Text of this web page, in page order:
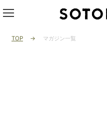
TOP マガジン一覧